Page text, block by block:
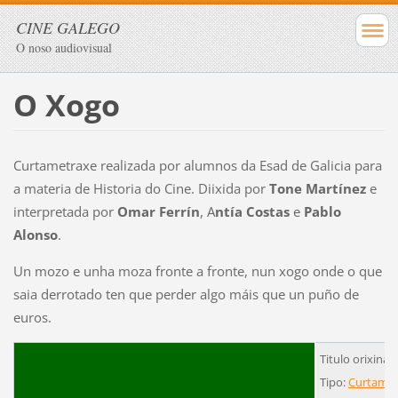
CINE GALEGO
O noso audiovisual
O Xogo
Curtametraxe realizada por alumnos da Esad de Galicia para
a materia de Historia do Cine. Diixida por Tone Martíneze
interpretada por Omar Ferrín, Antía Costase Pablo
Alonso.
Un mozo e unha moza fronte a fronte, nun xogo onde o que
saia derrotado ten que perder algo máis que un puño de
euros.
Titulo orixinal:
Tipo: